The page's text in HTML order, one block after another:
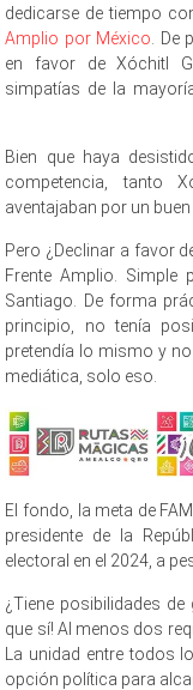
dedicarse de tiempo
Amplio por México .
en favor de Xóchitl
simpatías de la
Bien que haya
competencia, tanto
aventajaban por un
Pero ¿Declinar a favor
Frente Amplio. Simple
Santiago. De forma
principio, no tenía
pretendía lo mismo y
mediática, solo eso.
El fondo, la meta de
presidente de la
electoral en el 2024, a
¿Tiene posibilidades
que sí! Al menos dos
La unidad entre todos
opción política para